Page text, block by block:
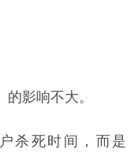
的影响不大。
杀死时间，而是